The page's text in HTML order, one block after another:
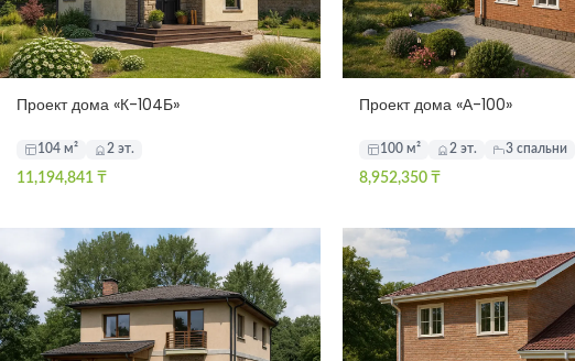
Проект дома «К-104Б»
104 м² 2 эт.
11,194,841 ₸
Проект дома «А-100»
100 м² 2 эт. 3 спальни
8,952,350 ₸